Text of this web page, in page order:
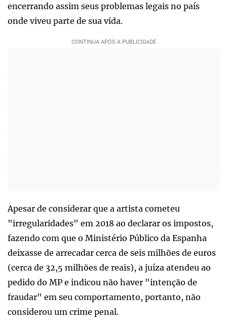
encerrando assim seus problemas legais no país
onde viveu parte de sua vida.
Apesar de considerar que a artista cometeu
"irregularidades" em 2018 ao declarar os impostos,
fazendo com que o Ministério Público da Espanha
deixasse de arrecadar cerca de seis milhões de euros
(cerca de 32,5 milhões de reais), a juíza atendeu ao
pedido do MP e indicou não haver "intenção de
fraudar" em seu comportamento, portanto, não
considerou um crime penal.